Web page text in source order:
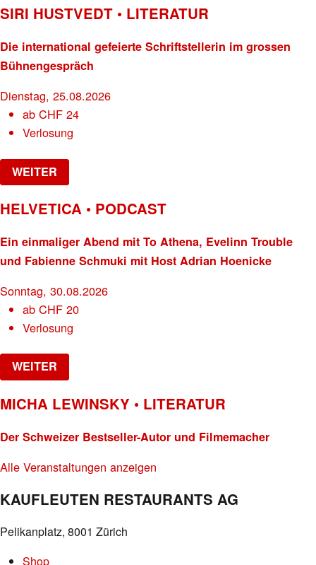
SIRI HUSTVEDT • LITERATUR
Die international gefeierte Schriftstellerin im grossen
Bühnengespräch
Dienstag, 25.08.2026
abCHF 24
Verlosung
WEITER
HELVETICA • PODCAST
Ein einmaliger Abend mit To Athena, Evelinn Trouble
und Fabienne Schmuki mit Host Adrian Hoenicke
Sonntag, 30.08.2026
abCHF 20
Verlosung
WEITER
MICHA LEWINSKY • LITERATUR
Der Schweizer Bestseller-Autor und Filmemacher
Alle Veranstaltungen anzeigen
KAUFLEUTEN RESTAURANTS AG
Pelikanplatz, 8001 Zürich
Shop